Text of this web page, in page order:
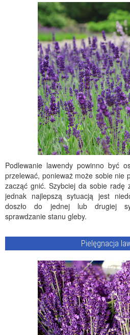
Podlewanie lawendy powinno być
przelewać, ponieważ może sobie nie
zacząć gnić. Szybciej da sobie radę
jednak najlepszą sytuacją jest
doszło do jednej lub drugiej
sprawdzanie stanu gleby.
Pielęgnacja